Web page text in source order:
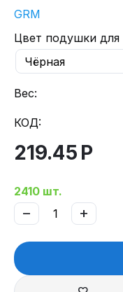
GRM
Цвет подушки для
Вес:
КОД:
219.45 Р
2410 шт.
+
−